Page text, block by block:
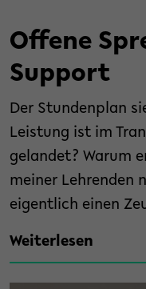
Offene
Support
Der Stundenplan
Leistung ist im
gelandet? Warum
meiner Lehrenden
eigentlich einen
Weiterlesen